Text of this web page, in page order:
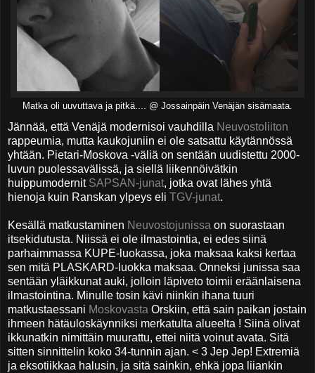
Matka oli uuvuttava ja pitkä.... @ Jossainpäin Venäjän sisämaata.
Jännää, että Venäjä modernisoi vauhdilla Neuvostoliiton
rappeumia, mutta kaukojuniin ei ole satsattu käytännössä
yhtään. Pietari-Moskova -väliä on sentään uudistettu 2000-
luvun puolessavälissä, ja siellä liikennöivätkin
huippumodernit SAPSAN-junat, jotka ovat lähes yhtä
hienoja kuin Ranskan ylpeys eli TGV-junat.
Kesällä matkustaminen Neuvostojunissa on suorastaan
itsekidutusta. Niissä ei ole ilmastointia, ei edes siinä
parhaimmassa KUPE-luokassa, joka maksaa kaksi kertaa
sen mitä PLASKARD-luokka maksaa. Onneksi junissa saa
sentään yläikkunat auki, jolloin läpiveto toimii eräänlaisena
ilmastointina. Minulle tosin kävi niinkin ihana tuuri
matkustaessani Moskovasta Orskiin, että sain paikan jostain
ihmeen hätäuloskäynniksi merkatulta alueelta ! Siinä olivat
ikkunatkin nimittäin muurattu, ettei niitä voinut avata. Sitä
sitten sinnittelin koko 34-tunnin ajan. < 3 Jep Jep! Extremiä
ja eksotiikkaa halusin, ja sitä sainkin, ehkä jopa liiankin